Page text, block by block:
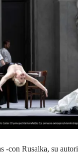
-con Rusalka, su